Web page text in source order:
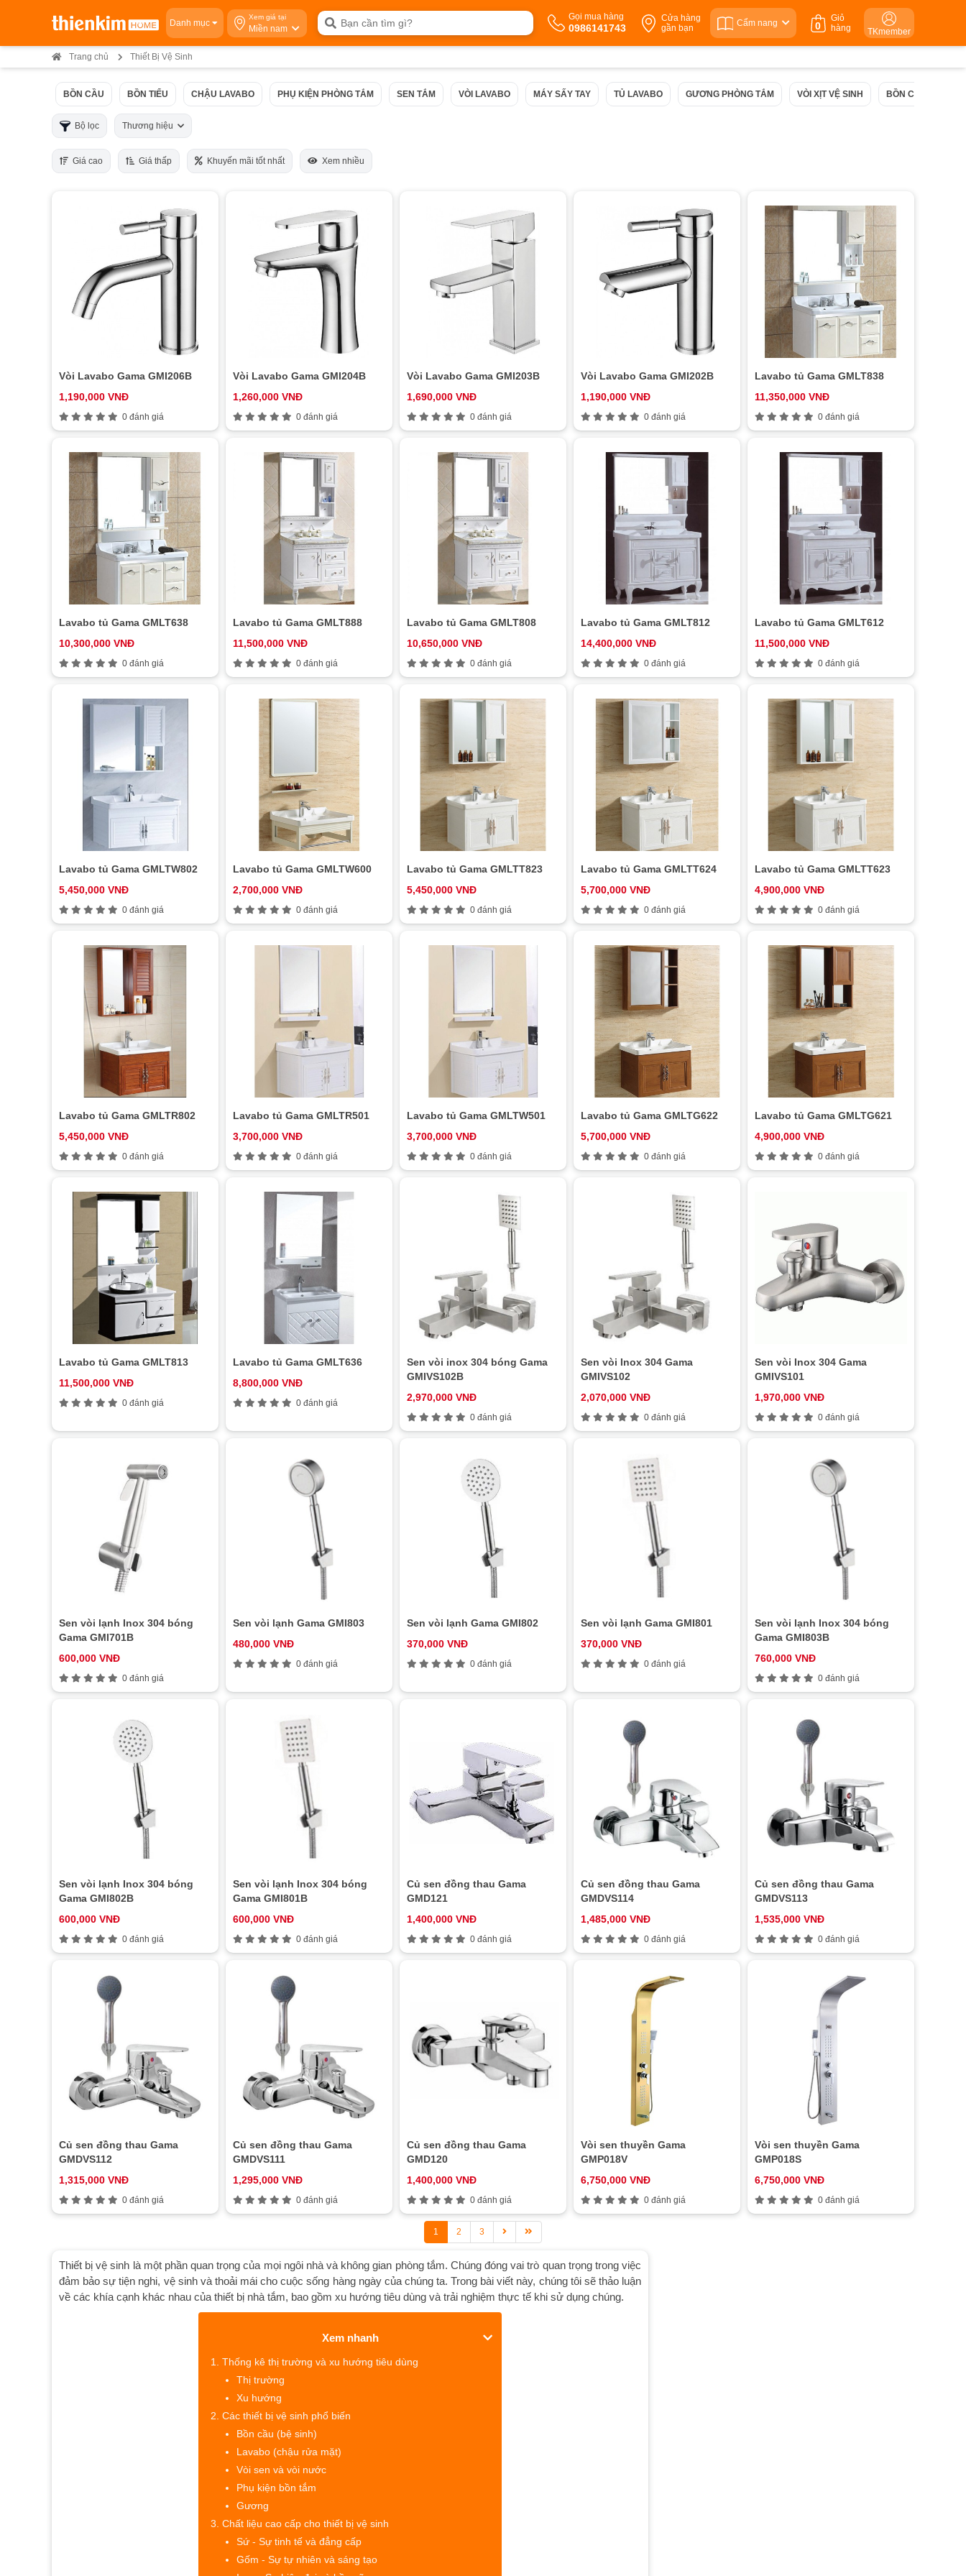
Danh mục
Xem giá tại
Miền nam
Gọi mua hàng
0986141743
Cửa hàng
gần bạn
Cẩm nang
Giỏ
hàng
0 TKmember
Trang chủ Thiết Bị Vệ Sinh
BỒN CẦU BỒN TIỂU CHẬU LAVABO PHỤ KIỆN PHÒNG TẮM SEN TẮM VÒI LAVABO MÁY SẤY TAY TỦ LAVABO GƯƠNG PHÒNG TẮM VÒI XỊT VỆ SINH BỒN CẦU HAFELE
Bộ lọc Thương hiệu
Giá cao Giá thấp Khuyến mãi tốt nhất Xem nhiều
Vòi Lavabo Gama GMI206B
1,190,000 VNĐ
0 đánh giá
Vòi Lavabo Gama GMI204B
1,260,000 VNĐ
0 đánh giá
Vòi Lavabo Gama GMI203B
1,690,000 VNĐ
0 đánh giá
Vòi Lavabo Gama GMI202B
1,190,000 VNĐ
0 đánh giá
Lavabo tủ Gama GMLT838
11,350,000 VNĐ
0 đánh giá
Lavabo tủ Gama GMLT638
10,300,000 VNĐ
0 đánh giá
Lavabo tủ Gama GMLT888
11,500,000 VNĐ
0 đánh giá
Lavabo tủ Gama GMLT808
10,650,000 VNĐ
0 đánh giá
Lavabo tủ Gama GMLT812
14,400,000 VNĐ
0 đánh giá
Lavabo tủ Gama GMLT612
11,500,000 VNĐ
0 đánh giá
Lavabo tủ Gama GMLTW802
5,450,000 VNĐ
0 đánh giá
Lavabo tủ Gama GMLTW600
2,700,000 VNĐ
0 đánh giá
Lavabo tủ Gama GMLTT823
5,450,000 VNĐ
0 đánh giá
Lavabo tủ Gama GMLTT624
5,700,000 VNĐ
0 đánh giá
Lavabo tủ Gama GMLTT623
4,900,000 VNĐ
0 đánh giá
Lavabo tủ Gama GMLTR802
5,450,000 VNĐ
0 đánh giá
Lavabo tủ Gama GMLTR501
3,700,000 VNĐ
0 đánh giá
Lavabo tủ Gama GMLTW501
3,700,000 VNĐ
0 đánh giá
Lavabo tủ Gama GMLTG622
5,700,000 VNĐ
0 đánh giá
Lavabo tủ Gama GMLTG621
4,900,000 VNĐ
0 đánh giá
Lavabo tủ Gama GMLT813
11,500,000 VNĐ
0 đánh giá
Lavabo tủ Gama GMLT636
8,800,000 VNĐ
0 đánh giá
Sen vòi inox 304 bóng Gama
GMIVS102B
2,970,000 VNĐ
0 đánh giá
Sen vòi Inox 304 Gama
GMIVS102
2,070,000 VNĐ
0 đánh giá
Sen vòi Inox 304 Gama
GMIVS101
1,970,000 VNĐ
0 đánh giá
Sen vòi lạnh Inox 304 bóng
Gama GMI701B
600,000 VNĐ
0 đánh giá
Sen vòi lạnh Gama GMI803
480,000 VNĐ
0 đánh giá
Sen vòi lạnh Gama GMI802
370,000 VNĐ
0 đánh giá
Sen vòi lạnh Gama GMI801
370,000 VNĐ
0 đánh giá
Sen vòi lạnh Inox 304 bóng
Gama GMI803B
760,000 VNĐ
0 đánh giá
Sen vòi lạnh Inox 304 bóng
Gama GMI802B
600,000 VNĐ
0 đánh giá
Sen vòi lạnh Inox 304 bóng
Gama GMI801B
600,000 VNĐ
0 đánh giá
Củ sen đồng thau Gama
GMD121
1,400,000 VNĐ
0 đánh giá
Củ sen đồng thau Gama
GMDVS114
1,485,000 VNĐ
0 đánh giá
Củ sen đồng thau Gama
GMDVS113
1,535,000 VNĐ
0 đánh giá
Củ sen đồng thau Gama
GMDVS112
1,315,000 VNĐ
0 đánh giá
Củ sen đồng thau Gama
GMDVS111
1,295,000 VNĐ
0 đánh giá
Củ sen đồng thau Gama
GMD120
1,400,000 VNĐ
0 đánh giá
Vòi sen thuyền Gama
GMP018V
6,750,000 VNĐ
0 đánh giá
Vòi sen thuyền Gama
GMP018S
6,750,000 VNĐ
0 đánh giá
1 2 3
Thiết bị vệ sinh là một phần quan trọng của mọi ngôi nhà và không gian phòng tắm. Chúng đóng vai trò quan trọng trong việc
đảm bảo sự tiện nghi, vệ sinh và thoải mái cho cuộc sống hàng ngày của chúng ta. Trong bài viết này, chúng tôi sẽ thảo luận
về các khía cạnh khác nhau của thiết bị nhà tắm, bao gồm xu hướng tiêu dùng và trải nghiệm thực tế khi sử dụng chúng.
Xem nhanh
Thống kê thị trường và xu hướng tiêu dùng
Thị trường
Xu hướng
Các thiết bị vệ sinh phổ biến
Bồn cầu (bệ sinh)
Lavabo (chậu rửa mặt)
Vòi sen và vòi nước
Phụ kiện bồn tắm
Gương
Chất liệu cao cấp cho thiết bị vệ sinh
Sứ - Sự tinh tế và đẳng cấp
Gốm - Sự tự nhiên và sáng tạo